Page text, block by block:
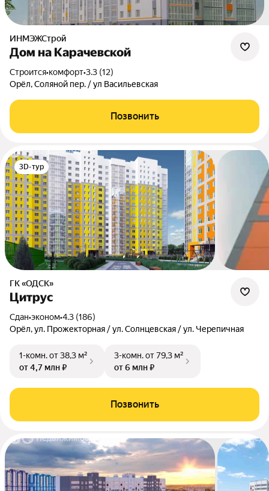
ИНМЭЖСтрой
Дом на Карачевской
Строится•комфорт•3.3 (12)
Орёл, Соляной пер. / ул Васильевская
Позвонить
3D-тур
ГК «ОДСК»
Цитрус
Сдан•эконом•4.3 (186)
Орёл, ул. Прожекторная / ул. Солнцевская / ул. Черепичная
1-комн.от 38,3 м²
от 4,7 млн ₽
3-комн.от 79,3 м²
от 6 млн ₽
Позвонить